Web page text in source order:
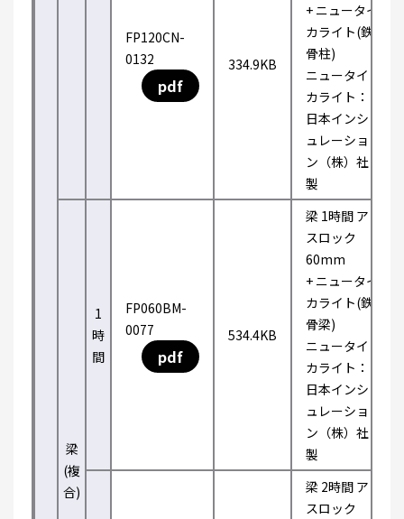
FP120CN-
0132
pdf
334.9KB
+ ニュータイ
カライト(鉄
骨柱)
ニュータイ
カライト：
日本インシ
ュレーショ
ン（株）社
製
梁
(複
合)
1
時
間
FP060BM-
0077
pdf
534.4KB
梁 1時間 ア
スロック
60mm
+ ニュータイ
カライト(鉄
骨梁)
ニュータイ
カライト：
日本インシ
ュレーショ
ン（株）社
製
梁 2時間 ア
スロック